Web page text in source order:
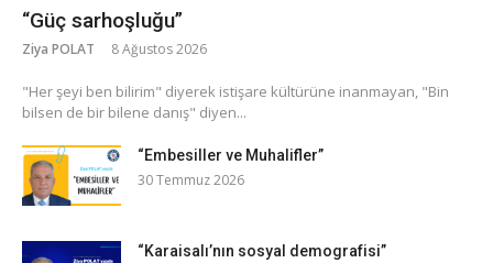
“Güç sarhoşluğu”
Ziya POLAT 8 Ağustos 2026
​"Her şeyi ben bilirim" diyerek istişare kültürüne inanmayan, "Bin
bilsen de bir bilene danış" diyen...
“Embesiller ve Muhalifler”
30 Temmuz 2026
“Karaisalı’nın sosyal demografisi”